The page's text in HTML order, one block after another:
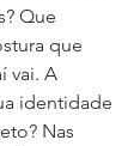
Que
que
vai. A
identidade
Nas